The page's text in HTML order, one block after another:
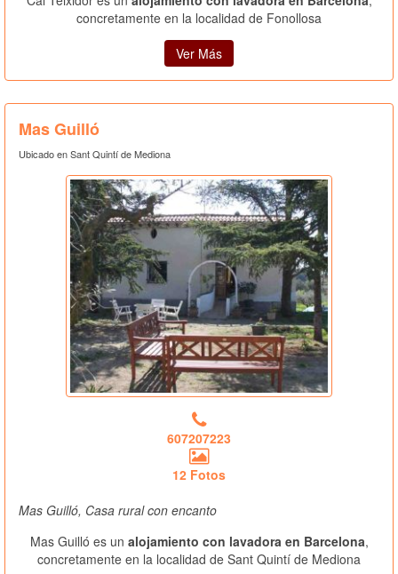
concretamente en la localidad de Fonollosa
Ver Más
Mas Guilló
Ubicado en Sant Quintí de Mediona
607207223
12 Fotos
Mas Guilló, Casa rural con encanto
Mas Guilló es un alojamiento con lavadora en Barcelona,
concretamente en la localidad de Sant Quintí de Mediona